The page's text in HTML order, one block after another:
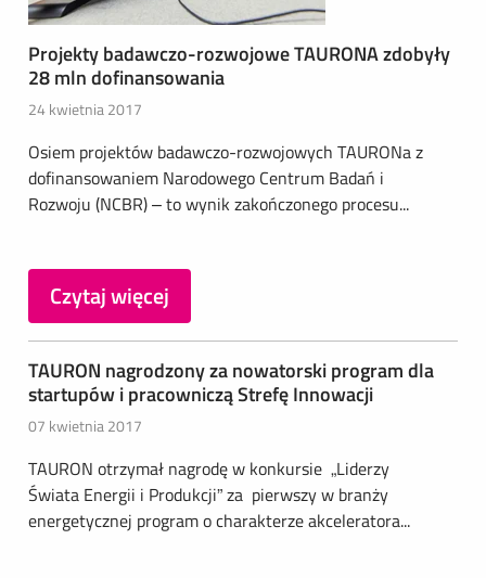
Projekty badawczo-rozwojowe TAURONA zdobyły
28 mln dofinansowania
24 kwietnia 2017
Osiem projektów badawczo-rozwojowych TAURONa z
dofinansowaniem Narodowego Centrum Badań i
Rozwoju (NCBR) – to wynik zakończonego procesu...
Czytaj więcej
TAURON nagrodzony za nowatorski program dla
startupów i pracowniczą Strefę Innowacji
07 kwietnia 2017
TAURON otrzymał nagrodę w konkursie „Liderzy
Świata Energii i Produkcji” za pierwszy w branży
energetycznej program o charakterze akceleratora...